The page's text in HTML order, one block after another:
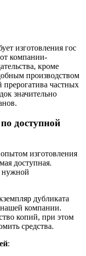
изготовления гос
компании-
кроме
производством
прерогатива частных
значительно
доступной
изготовления
доступная.
нужной
дубликата
нашей компании.
копий, при этом
средства.
: